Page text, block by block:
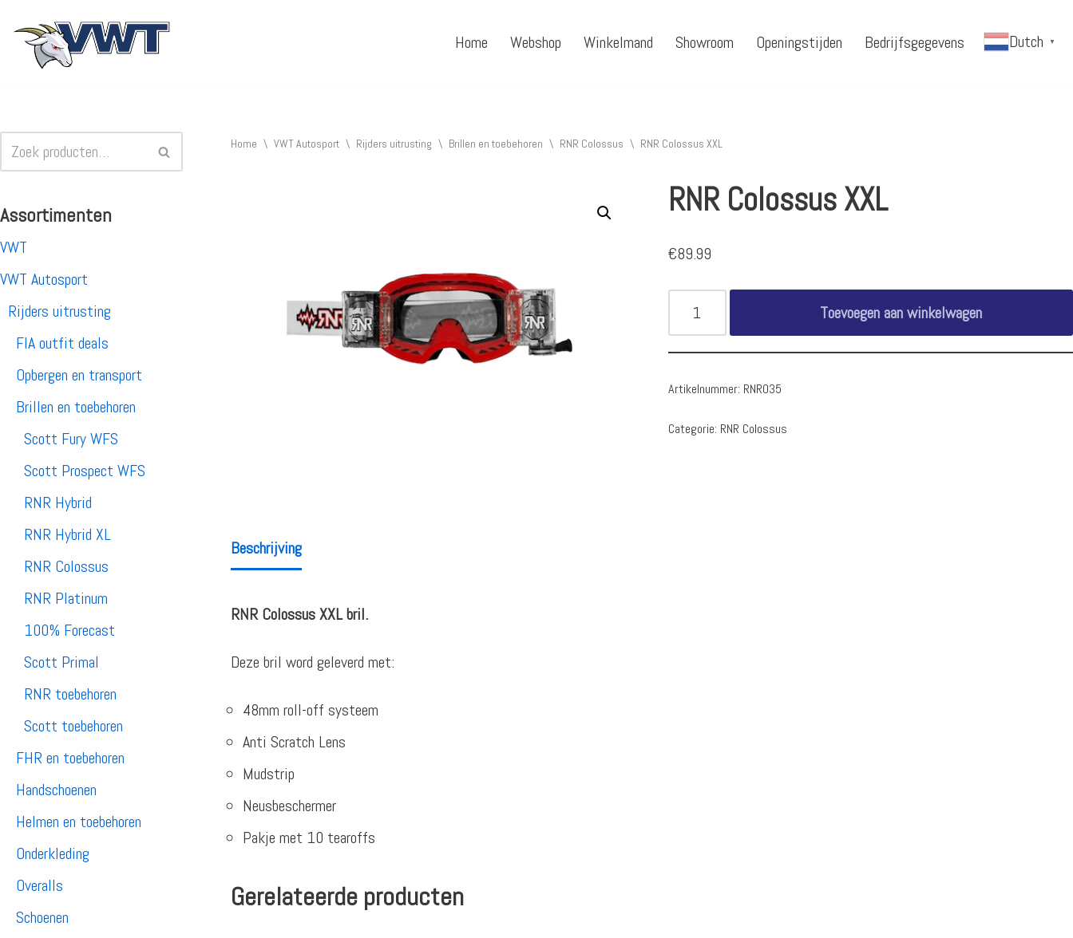
Ga
Home Webshop Winkelmand Showroom Openingstijden Bedrijfsgegevens Dutch ▼
Assortimenten
VWT
VWT Autosport
Rijders uitrusting
FIA outfit deals
Opbergen en transport
Brillen en toebehoren
Scott Fury WFS
Scott Prospect WFS
RNR Hybrid
RNR Hybrid XL
RNR Colossus
RNR Platinum
100% Forecast
Scott Primal
RNR toebehoren
Scott toebehoren
FHR en toebehoren
Handschoenen
Helmen en toebehoren
Onderkleding
Overalls
Schoenen
Home \ VWT Autosport \ Rijders uitrusting \ Brillen en toebehoren \ RNR Colossus \ RNR Colossus XXL
RNR Colossus XXL
€89.99
Toevoegen aan winkelwagen
Artikelnummer: RNR035
Categorie: RNR Colossus
Beschrijving
RNR Colossus XXL bril.
Deze bril word geleverd met:
48mm roll-off systeem
Anti Scratch Lens
Mudstrip
Neusbeschermer
Pakje met 10 tearoffs
Gerelateerde producten